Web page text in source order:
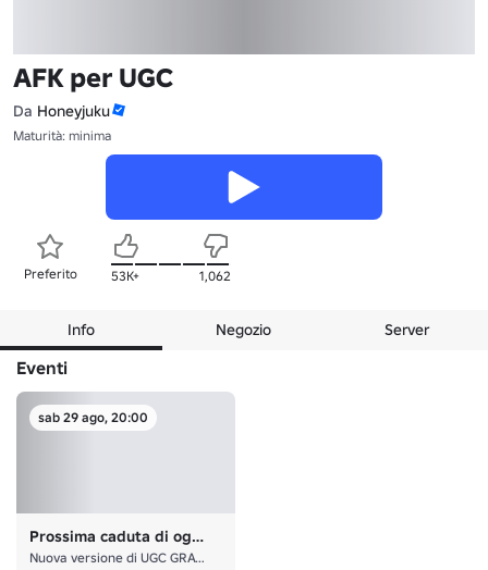
AFK per UGC
Da Honeyjuku
Maturità: minima
Preferito 53K+ 1,062
Info Negozio Server
Eventi
sab 29 ago, 20:00
Prossima caduta di oggetti!
Nuova versione di UGC GRATUITO!